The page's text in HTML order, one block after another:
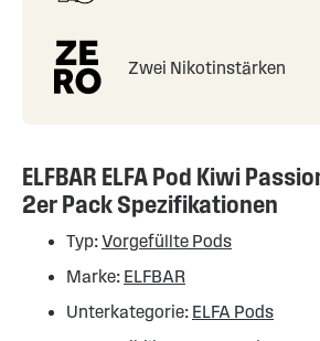
Zwei Nikotinstärken
ELFBAR ELFA Pod Kiwi
2er Pack Spezifikationen
Typ:Vorgefüllte Pods
Marke: ELFBAR
Unterkategorie: ELFA Pods